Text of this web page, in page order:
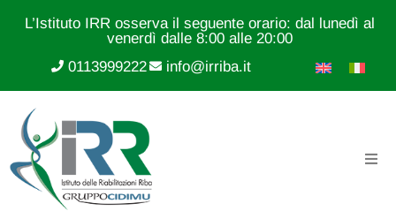
L’Istituto IRR osserva il seguente orario: dal lunedì al
venerdì dalle 8:00 alle 20:00
0113999222
info@irriba.it